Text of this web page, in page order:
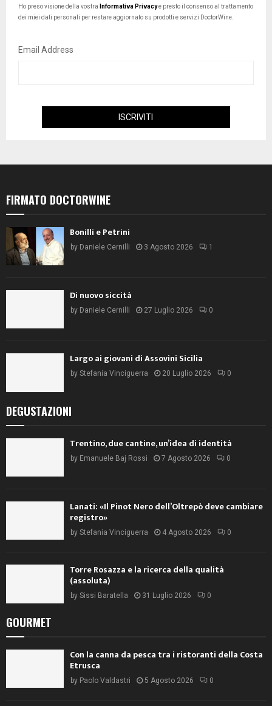
Ho preso visione della vostra Informativa Privacye presto il consenso al trattamento
dei miei dati personali per restare aggiornato su prodotti e servizi DoctorWine.
Email Address
FIRMATO DOCTORWINE
Bonilli e Petrini
by Daniele Cernilli 3 Agosto 2026 1
Di nuovo siccità
by Daniele Cernilli 27 Luglio 2026 0
Largo ai giovani di Assovini Sicilia
by Stefania Vinciguerra 20 Luglio 2026 0
DEGUSTAZIONI
Trentino, due cantine, un’idea di identità
by Emanuele Baj Rossi 7 Agosto 2026 0
Lanati: «Il Pinot Nero dell’Oltrepò deve cambiare
registro»
by Stefania Vinciguerra 4 Agosto 2026 0
Torre Rosazza e la ricerca della qualità
(assoluta)
by Sissi Baratella 31 Luglio 2026 0
GOURMET
Con la canna da pesca tra i ristoranti della Costa
Etrusca
by Paolo Valdastri 5 Agosto 2026 0